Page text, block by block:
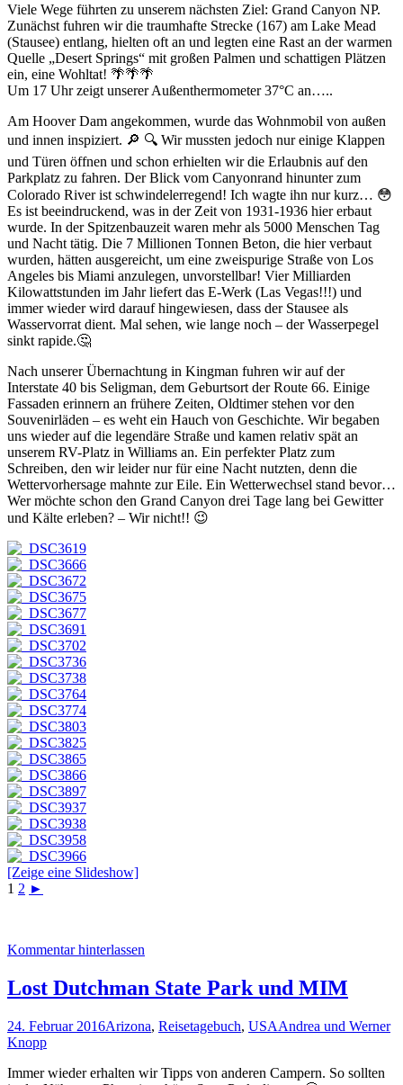
Viele Wege führten zu unserem nächsten Ziel: Grand Canyon NP.
Zunächst fuhren wir die traumhafte Strecke (167) am Lake Mead
(Stausee) entlang, hielten oft an und legten eine Rast an der warmen
Quelle „Desert Springs“ mit großen Palmen und schattigen Plätzen
ein, eine Wohltat! 🌴🌴🌴
Um 17 Uhr zeigt unserer Außenthermometer 37°C an…..
Am Hoover Dam angekommen, wurde das Wohnmobil von außen
und innen inspiziert. 🔎 🔍 Wir mussten jedoch nur einige Klappen
und Türen öffnen und schon erhielten wir die Erlaubnis auf den
Parkplatz zu fahren. Der Blick vom Canyonrand hinunter zum
Colorado River ist schwindelerregend! Ich wagte ihn nur kurz… 😳
Es ist beeindruckend, was in der Zeit von 1931-1936 hier erbaut
wurde. In der Spitzenbauzeit waren mehr als 5000 Menschen Tag
und Nacht tätig. Die 7 Millionen Tonnen Beton, die hier verbaut
wurden, hätten ausgereicht, um eine zweispurige Straße von Los
Angeles bis Miami anzulegen, unvorstellbar! Vier Milliarden
Kilowattstunden im Jahr liefert das E-Werk (Las Vegas!!!) und
immer wieder wird darauf hingewiesen, dass der Stausee als
Wasservorrat dient. Mal sehen, wie lange noch – der Wasserpegel
sinkt rapide.🤔
Nach unserer Übernachtung in Kingman fuhren wir auf der
Interstate 40 bis Seligman, dem Geburtsort der Route 66. Einige
Fassaden erinnern an frühere Zeiten, Oldtimer stehen vor den
Souvenirläden – es weht ein Hauch von Geschichte. Wir begaben
uns wieder auf die legendäre Straße und kamen relativ spät an
unserem RV-Platz in Williams an. Ein perfekter Platz zum
Schreiben, den wir leider nur für eine Nacht nutzten, denn die
Wettervorhersage mahnte zur Eile. Ein Wetterwechsel stand bevor…
Wer möchte schon den Grand Canyon drei Tage lang bei Gewitter
und Kälte erleben? – Wir nicht!! 😉
[Zeige eine Slideshow]
1 2 ►
Kommentar hinterlassen
Lost Dutchman State Park und MIM
24. Februar 2016Arizona, Reisetagebuch, USAAndrea und Werner
Knopp
Immer wieder erhalten wir Tipps von anderen Campern. So sollten